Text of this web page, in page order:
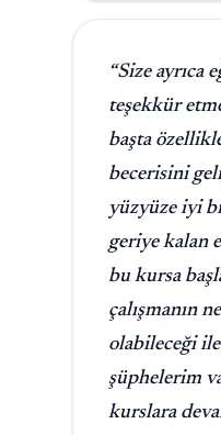
“Size ayrıca
teşekkür
başta
becerisini
yüzyüze iyi
geriye kalan
bu kursa
çalışmanın
olabileceği
şüphelerim
kurslara